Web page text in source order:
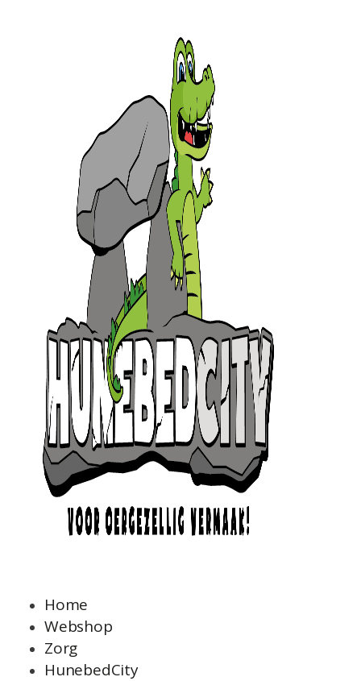
Home
Webshop
Zorg
HunebedCity